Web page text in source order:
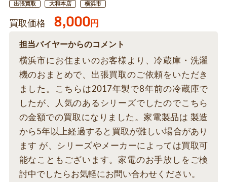
出張買取 大和本店 横浜市
買取価格 8,000円
担当バイヤーからのコメント
横浜市にお住まいのお客様より、冷蔵庫・洗濯
機のおまとめで、出張買取のご依頼をいただき
ました。こちらは2017年製で8年前の冷蔵庫で
したが、人気のあるシリーズでしたのでこちら
の金額での買取になりました。家電製品は 製造
から5年以上経過すると買取が難しい場合があり
ます が、シリーズやメーカーによっては買取可
能なこともございます。家電のお手放しをご検
討中でしたらお気軽にお問い合わせください。